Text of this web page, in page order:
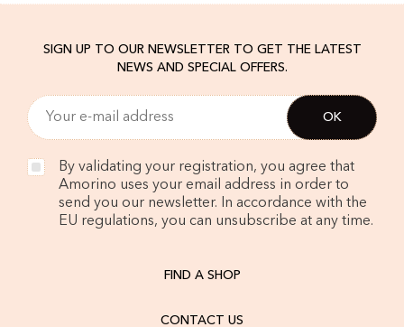
SIGN UP TO OUR NEWSLETTER TO GET THE LATEST
NEWS AND SPECIAL OFFERS.
By validating your registration, you agree that
Amorino uses your email address in order to
send you our newsletter. In accordance with the
EU regulations, you can unsubscribe at any time.
FIND A SHOP
CONTACT US